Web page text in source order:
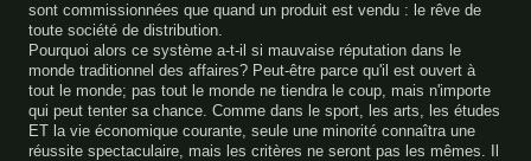
sont commissionnées que quand un produit est vendu : le rêve de
toute société de distribution.
Pourquoi alors ce système a-t-il si mauvaise réputation dans le
monde traditionnel des affaires? Peut-être parce qu'il est ouvert à
tout le monde; pas tout le monde ne tiendra le coup, mais n'importe
qui peut tenter sa chance. Comme dans le sport, les arts, les études
ET la vie économique courante, seule une minorité connaîtra une
réussite spectaculaire, mais les critères ne seront pas les mêmes. Il